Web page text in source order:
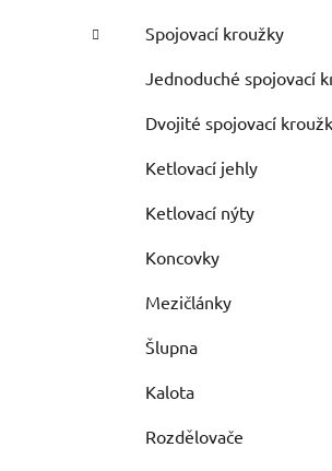
Spojovací kroužky
Jednoduché spojovací
Dvojité spojovací
Ketlovací jehly
Ketlovací nýty
Koncovky
Mezičlánky
Šlupna
Kalota
Rozdělovače